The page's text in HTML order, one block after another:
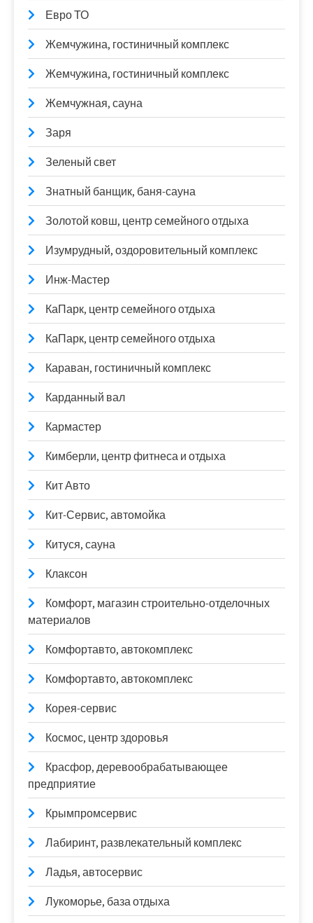
Евро ТО
Жемчужина, гостиничный комплекс
Жемчужина, гостиничный комплекс
Жемчужная, сауна
Заря
Зеленый свет
Знатный банщик, баня-сауна
Золотой ковш, центр семейного отдыха
Изумрудный, оздоровительный комплекс
Инж-Мастер
КаПарк, центр семейного отдыха
КаПарк, центр семейного отдыха
Караван, гостиничный комплекс
Карданный вал
Кармастер
Кимберли, центр фитнеса и отдыха
Кит Авто
Кит-Сервис, автомойка
Китуся, сауна
Клаксон
Комфорт, магазин строительно-отделочных
материалов
Комфортавто, автокомплекс
Комфортавто, автокомплекс
Корея-сервис
Космос, центр здоровья
Красфор, деревообрабатывающее
предприятие
Крымпромсервис
Лабиринт, развлекательный комплекс
Ладья, автосервис
Лукоморье, база отдыха